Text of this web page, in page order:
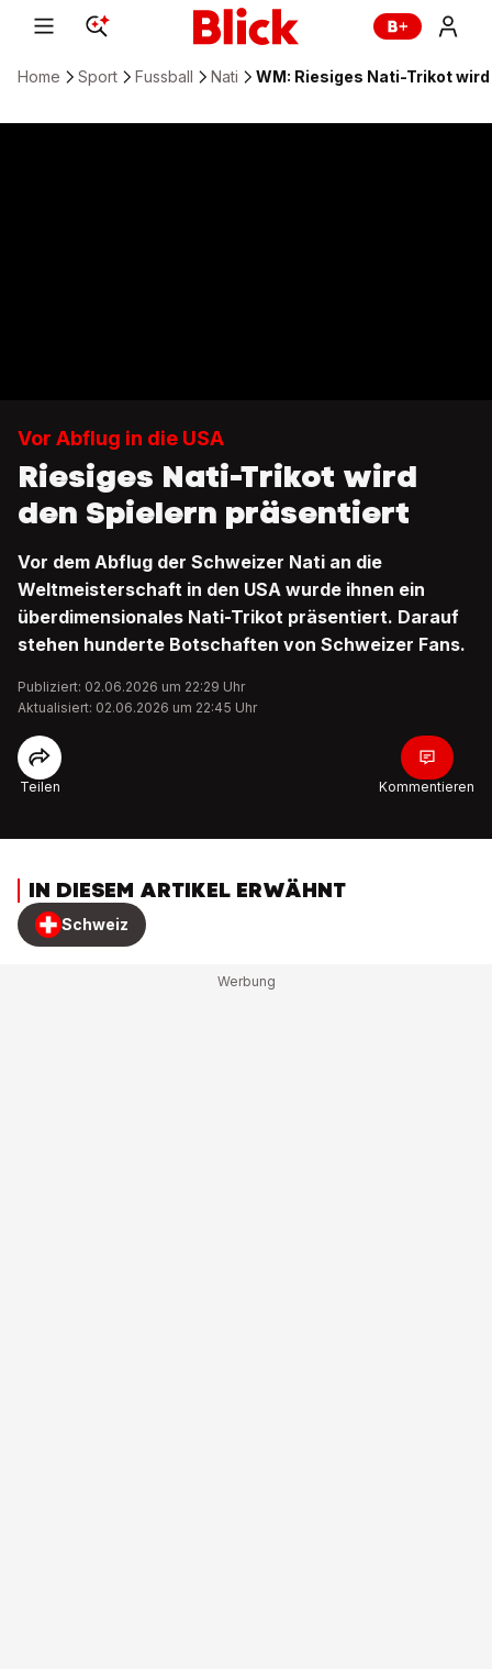
Home Sport Fussball Nati WM: Riesiges Nati-Trikot
Vor Abflug in die USA
Riesiges Nati-Trikot wird
den Spielern präsentiert
Vor dem Abflug der Schweizer Nati an die
Weltmeisterschaft in den USA wurde ihnen ein
überdimensionales Nati-Trikot präsentiert. Darauf
stehen hunderte Botschaften von Schweizer Fans.
Publiziert: 02.06.2026 um 22:29 Uhr
Aktualisiert: 02.06.2026 um 22:45 Uhr
Teilen Kommentieren
IN DIESEM ARTIKEL ERWÄHNT
Schweiz